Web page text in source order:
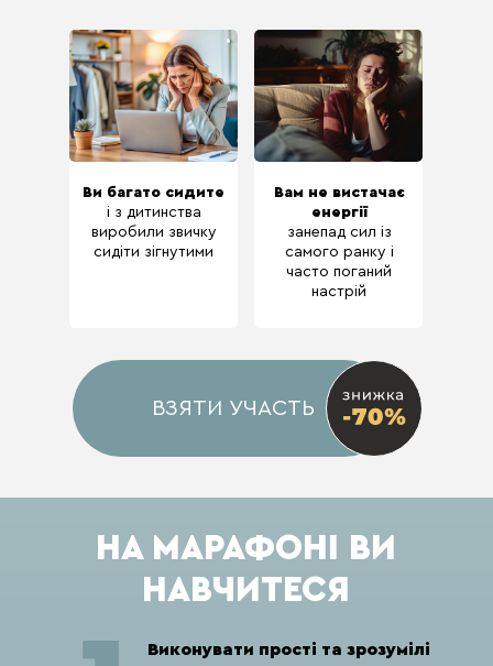
Ви багато сидите
і з дитинства
виробили звичку
сидіти зігнутими
Вам не вистачає
енергії
занепад сил із
самого ранку і
часто поганий
настрій
ВЗЯТИ УЧАСТЬ
НА МАРАФОНІ ВИ
НАВЧИТЕСЯ
Виконувати прості та зрозумілі